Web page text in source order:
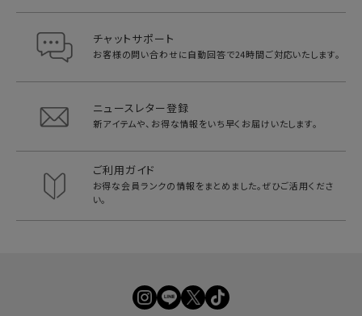
チャットサポート
お客様の問い合わせに自動回答で24時間ご対応いたします。
ニュースレター登録
新アイテムや、お得な情報をいち早く お届けいたします。
ご利用ガイド
お得な会員ランクの情報をまとめました。ぜひご活用くださ
い。